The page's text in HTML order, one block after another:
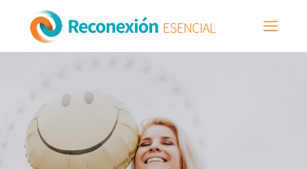
content